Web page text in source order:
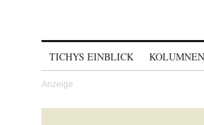
TICHYS EINBLICK KOLUMNEN